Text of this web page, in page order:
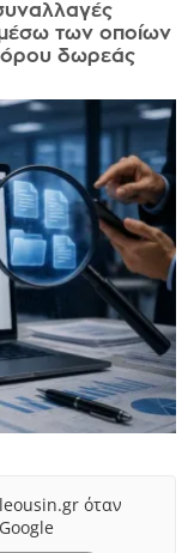
των οποίων
δωρεάς
όταν